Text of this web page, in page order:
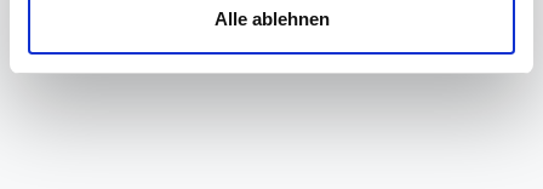
Ihre Einwilligung können Sie jederzeit mit Wirkung für die
Zukunft widerrufen. Am einfachsten ist es, wenn Sie dazu
Alle ablehnen